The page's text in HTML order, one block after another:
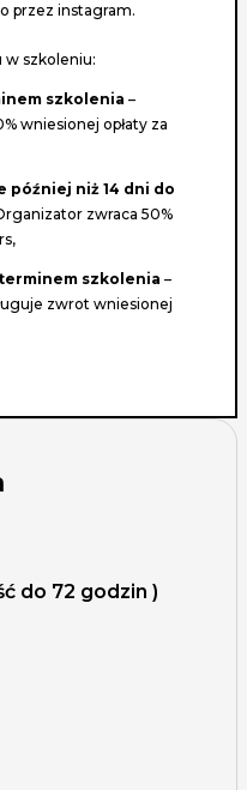
przez instagram.
w szkoleniu:
szkolenia –
wniesionej opłaty za
później niż 14 dni do
zwraca 50%
szkolenia –
zwrot wniesionej
do 72 godzin )